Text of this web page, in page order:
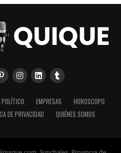
EMPRESAS
HOROSCOPO
DE PRIVACIDAD QUIÉNES SOMOS